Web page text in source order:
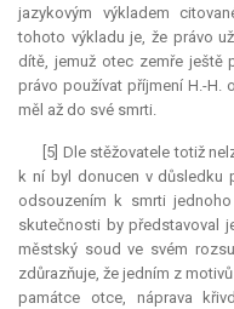
jazykovým výkladem
tohoto výkladu je, že právo
dítě, jemuž otec zemře ještě
právo používat příjmení H.-H.
měl až do své smrti.
[5] Dle stěžovatele totiž
k ní byl donucen v důsledku
odsouzením k smrti
skutečnosti by představoval
městský soud ve svém
zdůrazňuje, že jedním z
památce otce, náprava